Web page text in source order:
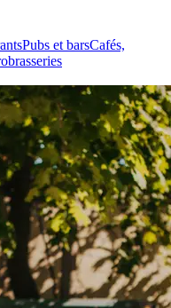
Pubs et barsCafés,